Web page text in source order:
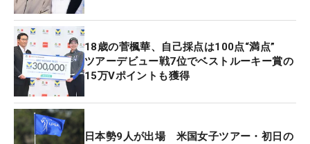
18歳の菅楓華、自己採点は100点“満点”
ツアーデビュー戦7位でベストルーキー賞の
15万Vポイントも獲得
日本勢9人が出場 米国女子ツアー・初日の